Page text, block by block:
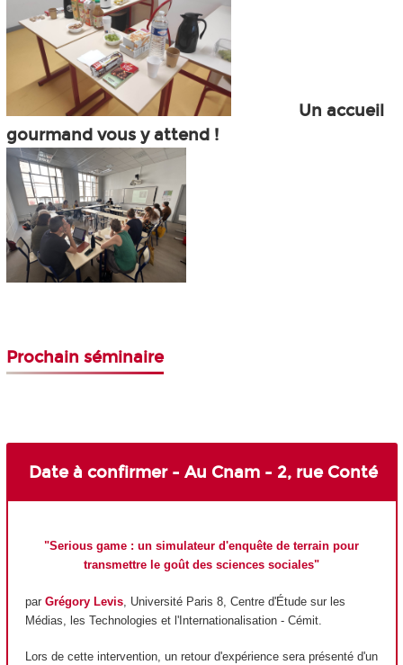
Un accueil
gourmand vous y attend !
Prochain séminaire
Date à confirmer - Au Cnam - 2, rue Conté
"Serious game : un simulateur d'enquête de terrain pour
transmettre le goût des sciences sociales"
par Grégory Levis , Université Paris 8, Centre d'Étude sur les
Médias, les Technologies et l'Internationalisation - Cémit.
Lors de cette intervention, un retour d'expérience sera présenté d'un